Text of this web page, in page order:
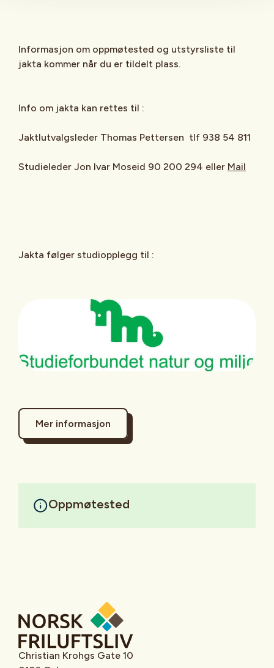
Informasjon om oppmøtested og utstyrsliste til
jakta kommer når du er tildelt plass.
Info om jakta kan rettes til :
Jaktlutvalgsleder Thomas Pettersen tlf 938 54 811
Studieleder Jon Ivar Moseid 90 200 294 eller Mail
Jakta følger studiopplegg til :
Mer informasjon
Oppmøtested
Christian Krohgs Gate 10